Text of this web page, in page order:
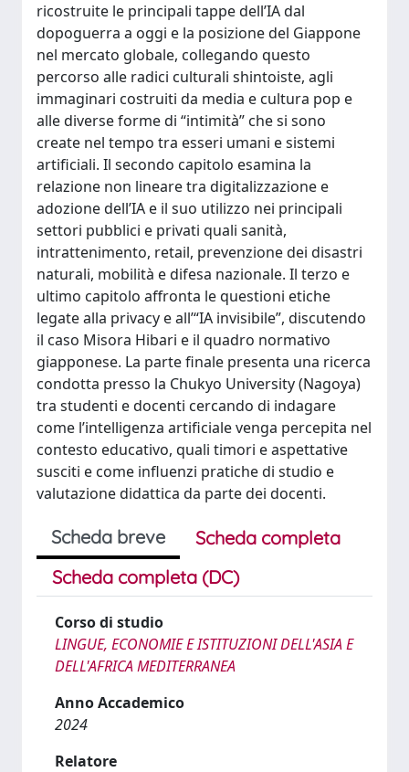
ricostruite le principali tappe dell’IA dal
dopoguerra a oggi e la posizione del Giappone
nel mercato globale, collegando questo
percorso alle radici culturali shintoiste, agli
immaginari costruiti da media e cultura pop e
alle diverse forme di “intimità” che si sono
create nel tempo tra esseri umani e sistemi
artificiali. Il secondo capitolo esamina la
relazione non lineare tra digitalizzazione e
adozione dell’IA e il suo utilizzo nei principali
settori pubblici e privati quali sanità,
intrattenimento, retail, prevenzione dei disastri
naturali, mobilità e difesa nazionale. Il terzo e
ultimo capitolo affronta le questioni etiche
legate alla privacy e all’“IA invisibile”, discutendo
il caso Misora Hibari e il quadro normativo
giapponese. La parte finale presenta una ricerca
condotta presso la Chukyo University (Nagoya)
tra studenti e docenti cercando di indagare
come l’intelligenza artificiale venga percepita nel
contesto educativo, quali timori e aspettative
susciti e come influenzi pratiche di studio e
valutazione didattica da parte dei docenti.
Scheda breve
Scheda completa
Scheda completa (DC)
Corso di studio
LINGUE, ECONOMIE E ISTITUZIONI DELL'ASIA E
DELL'AFRICA MEDITERRANEA
Anno Accademico
2024
Relatore